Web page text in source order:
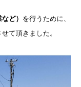
ど） を行うために、
て頂きました。